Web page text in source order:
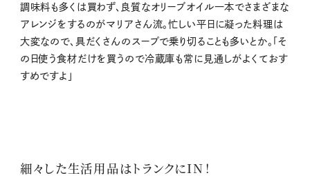
調味料も多くは買わず、良質なオリーブオイル一本でさまざまな
アレンジをするのがマリアさん流。忙しい平日に凝った料理は
大変なので、具だくさんのスープで乗り切ることも多いとか。「そ
の日使う食材だけを買うので冷蔵庫も常に見通しがよくておす
すめですよ」
細々した生活用品はトランクにIN！